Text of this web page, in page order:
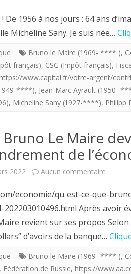
où
on
est
!
De
à
nos
jours
64
ans
fiscale…
De 1956 à nos jours : 64 ans
Micheline Sany. Je suis née…
Bruno le Maire (1969- **** ),
français), CSG (Impôt français),
https://www.capital.fr/votre-argent/
****), Jean-Marc Ayrault (1950-
, Micheline Sany (1927-****), Philipp
Le Maire
de
2022 Aucun commentaire
MInistre
Bruno
Le
Maire
economie/qu-est-ce-que-
202203010496.html Après avoir
revient sur ses propos Selon
d’avoirs de la banque…
Bruno le Maire (1969- **** ),
, Fédération de Russie, https://